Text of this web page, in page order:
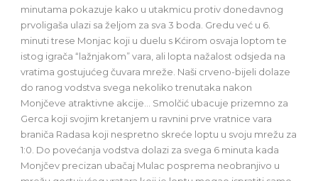
minutama pokazuje kako u utakmicu protiv donedavnog
prvoligaša ulazi sa željom za sva 3 boda. Gredu već u 6.
minuti trese Monjac koji u duelu s Kćirom osvaja loptom te
istog igrača “lažnjakom” vara, ali lopta nažalost odsjeda na
vratima gostujućeg čuvara mreže. Naši crveno-bijeli dolaze
do ranog vodstva svega nekoliko trenutaka nakon
Monjčeve atraktivne akcije… Smolčić ubacuje prizemno za
Gerca koji svojim kretanjem u ravnini prve vratnice vara
braniča Radasa koji nespretno skreće loptu u svoju mrežu za
1:0. Do povećanja vodstva dolazi za svega 6 minuta kada
Monjčev precizan ubačaj Mulac posprema neobranjivo u